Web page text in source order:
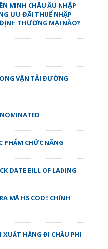
MINH CHÂU ÂU NHẬP
ƯU ĐÃI THUẾ NHẬP
THƯƠNG MẠI NÀO?
VẬN TẢI ĐƯỜNG
PHẨM CHỨC NĂNG
DATE BILL OF LADING
MÃ HS CODE CHÍNH
XUẤT HÀNG ĐI CHÂU PHI